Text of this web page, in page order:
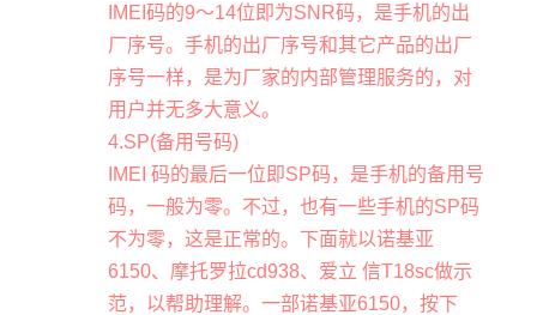
IMEI码的9～14位即为SNR码，是手机的出
厂序号。手机的出厂序号和其它产品的出厂
序号一样，是为厂家的内部管理服务的，对
用户并无多大意义。
4.SP(备用号码)
IMEI 码的最后一位即SP码，是手机的备用号
码，一般为零。不过，也有一些手机的SP码
不为零，这是正常的。下面就以诺基亚
6150、摩托罗拉cd938、爱立 信T18sc做示
范，以帮助理解。一部诺基亚6150，按下